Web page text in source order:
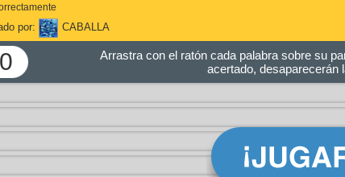
por: CABALLA
Arrastra con el ratón cada palabra sobre su
acertado, desaparecerán